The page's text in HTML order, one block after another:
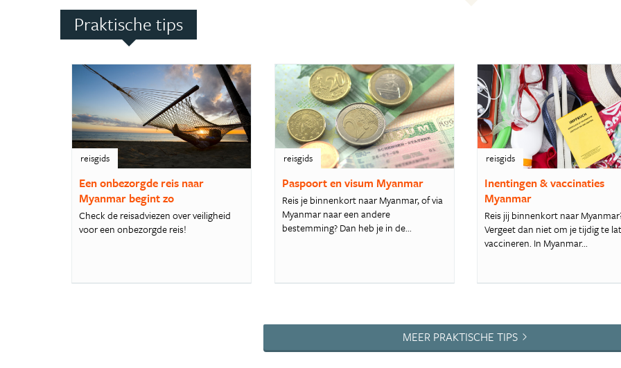
Praktische tips
reisgids
Een onbezorgde reis naar
Myanmar begint zo
Check de reisadviezen over veiligheid
voor een onbezorgde reis!
reisgids
Paspoort en visum Myanmar
Reis je binnenkort naar Myanmar, of via
Myanmar naar een andere
bestemming? Dan heb je in de...
reisgids
Inentingen & vaccinaties
Myanmar
Reis jij binnenkort naar
Vergeet dan niet om je tijdig te
vaccineren. In Myanmar...
MEER PRAKTISCHE TIPS